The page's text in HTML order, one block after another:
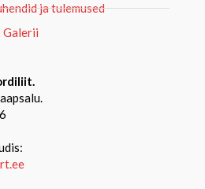
ja tulemused
Galerii